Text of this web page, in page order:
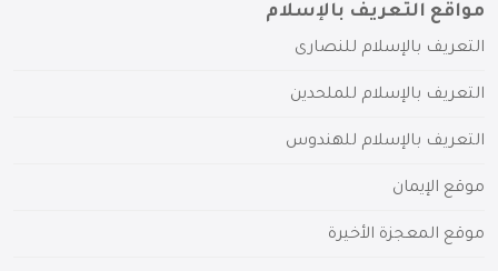
مواقع التعريف بالإسلام
التعريف بالإسلام للنصارى
التعريف بالإسلام للملحدين
التعريف بالإسلام للهندوس
موقع الإيمان
موقع المعجزة الأخيرة